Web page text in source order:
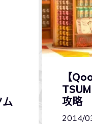
【
攻略
2014/